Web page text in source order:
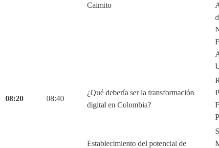
Caimito
08:20 08:40
¿Qué debería ser la transformación
digital en Colombia?
Establecimiento del potencial de